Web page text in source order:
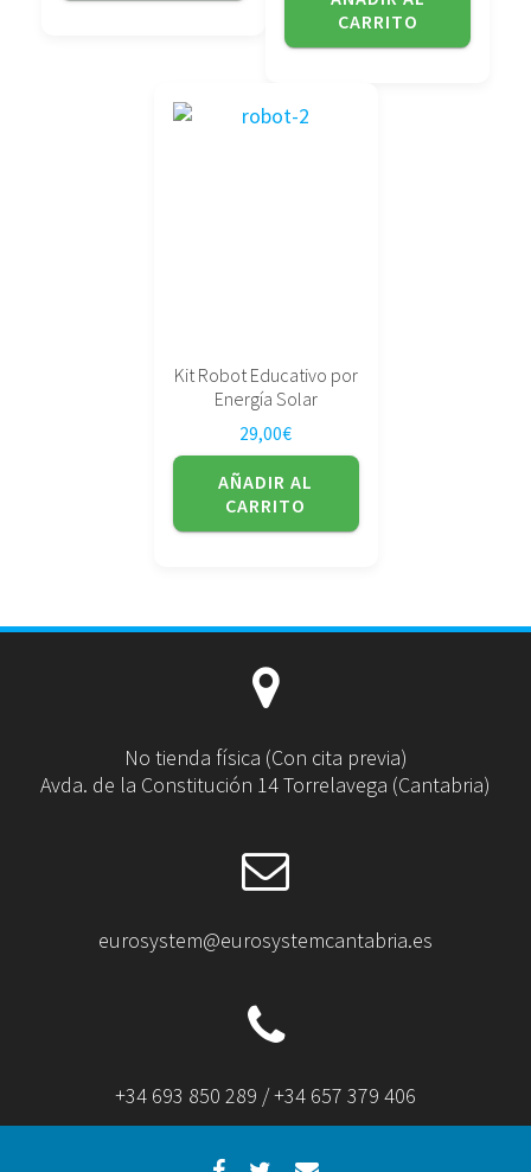
CARRITO
Kit Robot Educativo por
Energía Solar
29,00€
AÑADIR AL
CARRITO
No tienda física (Con cita previa)
Avda. de la Constitución 14 Torrelavega (Cantabria)
eurosystem@eurosystemcantabria.es
+34 693 850 289 / +34 657 379 406